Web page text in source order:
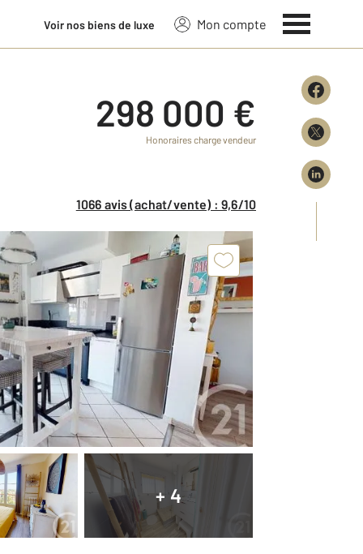
Voir nos biens de luxe Mon compte
298 000 €
Honoraires charge vendeur
1066 avis (achat/vente) : 9,6/10
+ 4